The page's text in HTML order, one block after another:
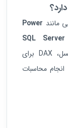
Power
SQL
است. برخلاف فرمول‌های ساده اکسل، DAX برای
محاسبات